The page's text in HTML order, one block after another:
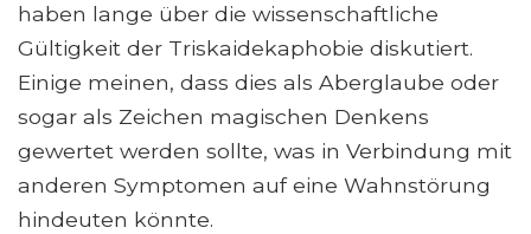
haben lange über die wissenschaftliche
Gültigkeit der Triskaidekaphobie diskutiert.
Einige meinen, dass dies als Aberglaube oder
sogar als Zeichen magischen Denkens
gewertet werden sollte, was in Verbindung mit
anderen Symptomen auf eine Wahnstörung
hindeuten könnte.